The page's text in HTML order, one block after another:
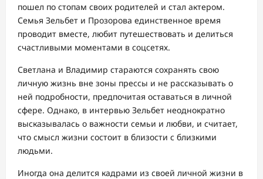
пошел по стопам своих родителей и стал актером.
Семья Зельбет и Прозорова единственное время
проводит вместе, любит путешествовать и делиться
счастливыми моментами в соцсетях.
Светлана и Владимир стараются сохранять свою
личную жизнь вне зоны прессы и не рассказывать о
ней подробности, предпочитая оставаться в личной
сфере. Однако, в интервью Зельбет неоднократно
высказывалась о важности семьи и любви, и считает,
что смысл жизни состоит в близости с близкими
людьми.
Иногда она делится кадрами из своей личной жизни в